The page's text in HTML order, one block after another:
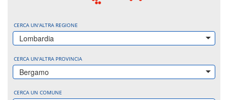
CERCA UN'ALTRA REGIONE
Lombardia
CERCA UN'ALTRA PROVINCIA
Bergamo
CERCA UN COMUNE